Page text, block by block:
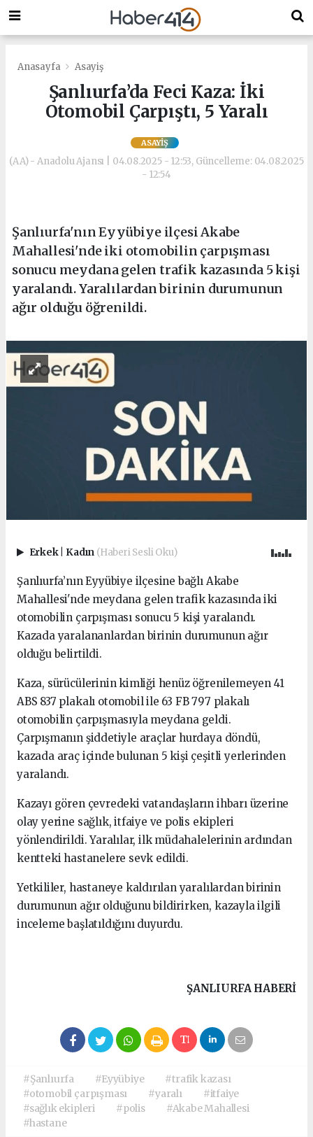
Anasayfa Asayiş
Şanlıurfa’da Feci Kaza: İki
Otomobil Çarpıştı, 5 Yaralı
ASAYIŞ
(AA) - Anadolu Ajansı | 04.08.2025 - 12:53, Güncelleme: 04.08.2025
- 12:54
Şanlıurfa'nın Eyyübiye ilçesi Akabe
Mahallesi'nde iki otomobilin çarpışması
sonucu meydana gelen trafik kazasında 5 kişi
yaralandı. Yaralılardan birinin durumunun
ağır olduğu öğrenildi.
Erkek Kadın (Haberi Sesli Oku)
Şanlıurfa’nın Eyyübiye ilçesine bağlı Akabe
Mahallesi'nde meydana gelen trafik kazasında iki
otomobilin çarpışması sonucu 5 kişi yaralandı.
Kazada yaralananlardan birinin durumunun ağır
olduğu belirtildi.
Kaza, sürücülerinin kimliği henüz öğrenilemeyen 41
ABS 837 plakalı otomobil ile 63 FB 797 plakalı
otomobilin çarpışmasıyla meydana geldi.
Çarpışmanın şiddetiyle araçlar hurdaya döndü,
kazada araç içinde bulunan 5 kişi çeşitli yerlerinden
yaralandı.
Kazayı gören çevredeki vatandaşların ihbarı üzerine
olay yerine sağlık, itfaiye ve polis ekipleri
yönlendirildi. Yaralılar, ilk müdahalelerinin ardından
kentteki hastanelere sevk edildi.
Yetkililer, hastaneye kaldırılan yaralılardan birinin
durumunun ağır olduğunu bildirirken, kazayla ilgili
inceleme başlatıldığını duyurdu.
ŞANLIURFA HABERİ
#Şanlıurfa #Eyyübiye
#trafik kazası
#otomobil çarpışması
#yaralı
#itfaiye
#sağlık ekipleri
#polis
#Akabe Mahallesi
#hastane